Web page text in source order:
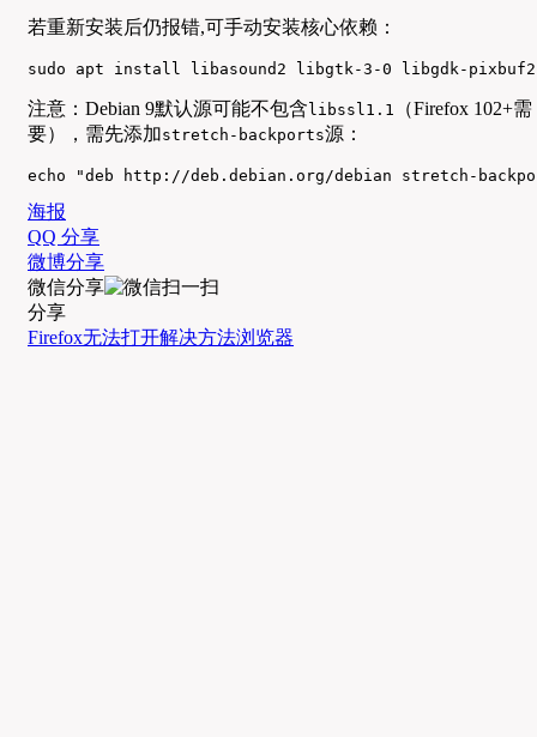
若重新安装后仍报错,可手动安装核心依赖：
sudo apt install libasound2 libgtk-3-0 libgdk-
注意：Debian 9默认源可能不包含 libssl1.1
（Firefox 102+需
要），需先添加stretch-backports源：
echo "deb http://deb.debian.org/debian stretch-
海报
QQ 分享
微博分享
微信分享
分享
Firefox无法打开解决方法浏览器